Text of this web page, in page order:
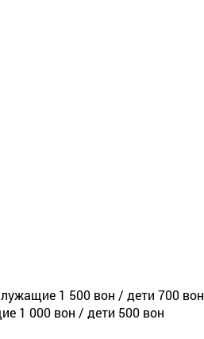
1 500 вон / дети 700 вон
1 000 вон / дети 500 вон